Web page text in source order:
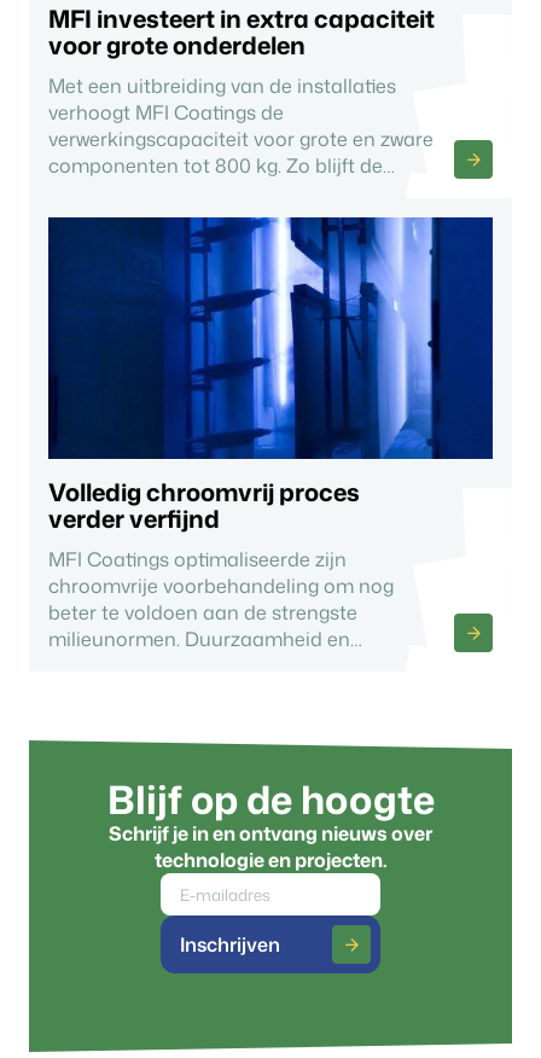
MFI investeert in extra capaciteit
voor grote onderdelen
Met een uitbreiding van de installaties
verhoogt MFI Coatings de
verwerkingscapaciteit voor grote en zware
componenten tot 800 kg. Zo blijft de
volumes.
Volledig chroomvrij proces
verder verfijnd
MFI Coatings optimaliseerde zijn
chroomvrije voorbehandeling om nog
beter te voldoen aan de strengste
milieunormen. Duurzaamheid en
Blijf op de hoogte
Schrijf je in en ontvang nieuws over
technologie en projecten.
Inschrijven